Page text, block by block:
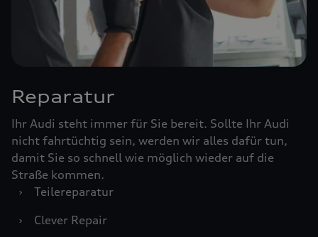
Reparatur
Ihr Audi steht immer für Sie bereit. Sollte Ihr Audi
nicht fahrtüchtig sein, werden wir alles dafür tun,
damit Sie so schnell wie möglich wieder auf die
Straße kommen.
›
Teilereparatur
›
Clever Repair